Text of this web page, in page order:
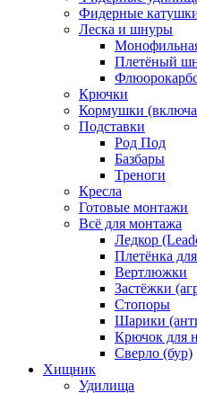
Фидерные
Леска и шнуры
Плетёный
Крючки
Кормушки
Подставки
Род Под
Базбары
Треноги
Кресла
Готовые монтажи
Всё для монтажа
Ледкор
Плетёнка
Вертлюжки
Застёжки
Стопоры
Шарики
Крючок для
Сверло (бур)
Хищник
Удилища